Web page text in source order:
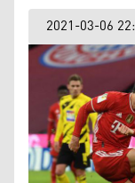
2021-03-06